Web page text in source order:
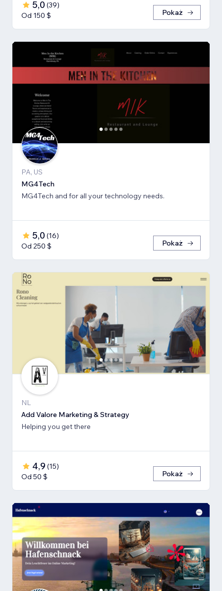
5,0 (39)
Od 150 $
Pokaż
PA, US
MG4Tech
MG4Tech and for all your technology needs.
5,0 (16)
Od 250 $
Pokaż
NL
Add Valore Marketing & Strategy
Helping you get there
4,9 (15)
Od 50 $
Pokaż